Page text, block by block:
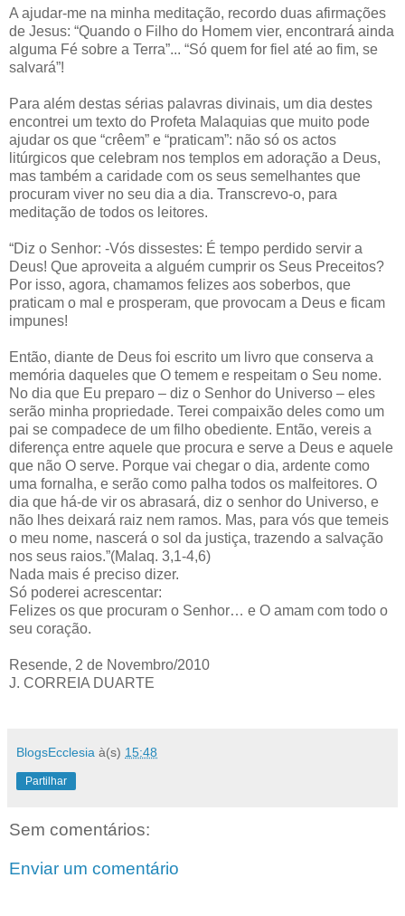
A ajudar-me na minha meditação, recordo duas afirmações
de Jesus: “Quando o Filho do Homem vier, encontrará ainda
alguma Fé sobre a Terra”... “Só quem for fiel até ao fim, se
salvará”!
Para além destas sérias palavras divinais, um dia destes
encontrei um texto do Profeta Malaquias que muito pode
ajudar os que “crêem” e “praticam”: não só os actos
litúrgicos que celebram nos templos em adoração a Deus,
mas também a caridade com os seus semelhantes que
procuram viver no seu dia a dia. Transcrevo-o, para
meditação de todos os leitores.
“Diz o Senhor: -Vós dissestes: É tempo perdido servir a
Deus! Que aproveita a alguém cumprir os Seus Preceitos?
Por isso, agora, chamamos felizes aos soberbos, que
praticam o mal e prosperam, que provocam a Deus e ficam
impunes!
Então, diante de Deus foi escrito um livro que conserva a
memória daqueles que O temem e respeitam o Seu nome.
No dia que Eu preparo – diz o Senhor do Universo – eles
serão minha propriedade. Terei compaixão deles como um
pai se compadece de um filho obediente. Então, vereis a
diferença entre aquele que procura e serve a Deus e aquele
que não O serve. Porque vai chegar o dia, ardente como
uma fornalha, e serão como palha todos os malfeitores. O
dia que há-de vir os abrasará, diz o senhor do Universo, e
não lhes deixará raiz nem ramos. Mas, para vós que temeis
o meu nome, nascerá o sol da justiça, trazendo a salvação
nos seus raios.”(Malaq. 3,1-4,6)
Nada mais é preciso dizer.
Só poderei acrescentar:
Felizes os que procuram o Senhor… e O amam com todo o
seu coração.
Resende, 2 de Novembro/2010
J. CORREIA DUARTE
BlogsEcclesia à(s) 15:48
Partilhar
Sem comentários:
Enviar um comentário